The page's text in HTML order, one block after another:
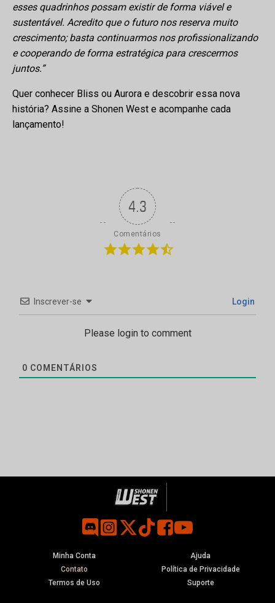
esses quadrinhos possam existir de forma viável e
sustentável. Acredito que o futuro nos reserva muito
crescimento; basta continuarmos nos profissionalizando
e cooperando de forma estratégica para crescermos
juntos.”
Quer conhecer Bliss ou Aurora e descobrir essa nova
história? Assine a Shonen West e acompanhe cada
lançamento!
4.3
Comentários
Inscrever-se Login
Please login to comment
0 COMENTÁRIOS
Minha Conta
Ajuda
Contato
Política de Privacidade
Termos de Uso
Suporte